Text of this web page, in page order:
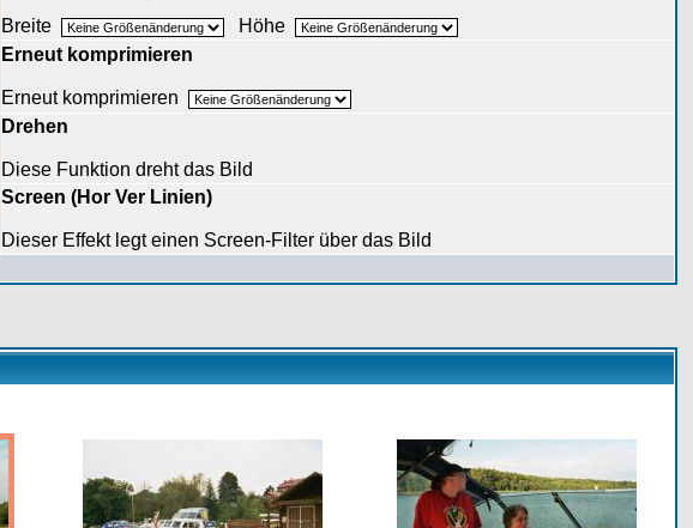
Breite
Höhe
Erneut komprimieren
Erneut komprimieren
Drehen
Diese Funktion dreht das Bild
Screen (Hor Ver Linien)
Dieser Effekt legt einen Screen-Filter über das Bild